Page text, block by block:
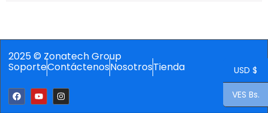
2025 © Zonatech Group
SoporteContáctenosNosotrosTienda USD $
VES Bs.